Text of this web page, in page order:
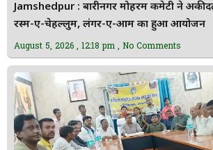
Jamshedpur : बारीनगर मोहर्रम कमेटी ने
रस्म-ए-चेहल्लुम, लंगर-ए-आम का हुआ आयोजन
August 5, 2026 12:18 pm No Comments